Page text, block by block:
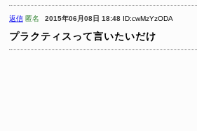
返信 匿名 2015年06月08日 18:48 ID:cwMzYzODA
プラクティスって言いたいだけ